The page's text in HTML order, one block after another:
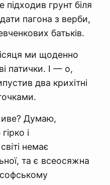
підходив грунт біля
пагона з верби,
батьків.
ми щоденно
патички. І — о,
два крихітні
Думаю,
і
немає
та є всеосяжна